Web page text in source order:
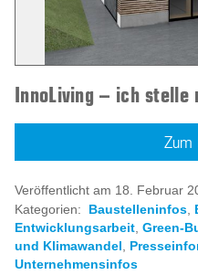
InnoLiving – ich stelle
Zum
Veröffentlicht am 18. Februar
Kategorien:
Baustelleninfos,
Entwicklungsarbeit Green-
und Klimawandel
Unternehmensinfos